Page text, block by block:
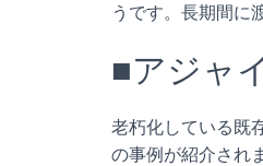
うです。長期間に
■アジャ
老朽化している既
の事例が紹介され